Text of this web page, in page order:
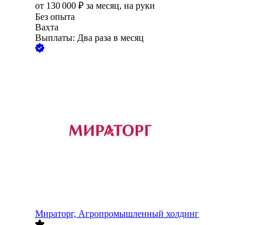
от 130 000 ₽ за месяц, на руки
Без опыта
Вахта
Выплаты: Два раза в месяц
Мираторг, Агропромышленный холдинг